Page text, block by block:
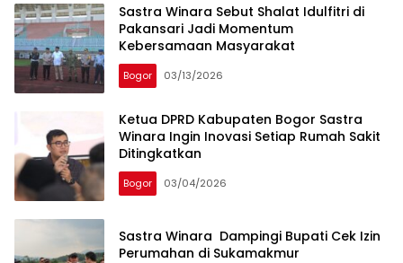
Sastra Winara Sebut Shalat Idulfitri di
Pakansari Jadi Momentum
Kebersamaan Masyarakat
Bogor 03/13/2026
Ketua DPRD Kabupaten Bogor Sastra
Winara Ingin Inovasi Setiap Rumah Sakit
Ditingkatkan
Bogor 03/04/2026
Sastra Winara Dampingi Bupati Cek Izin
Perumahan di Sukamakmur